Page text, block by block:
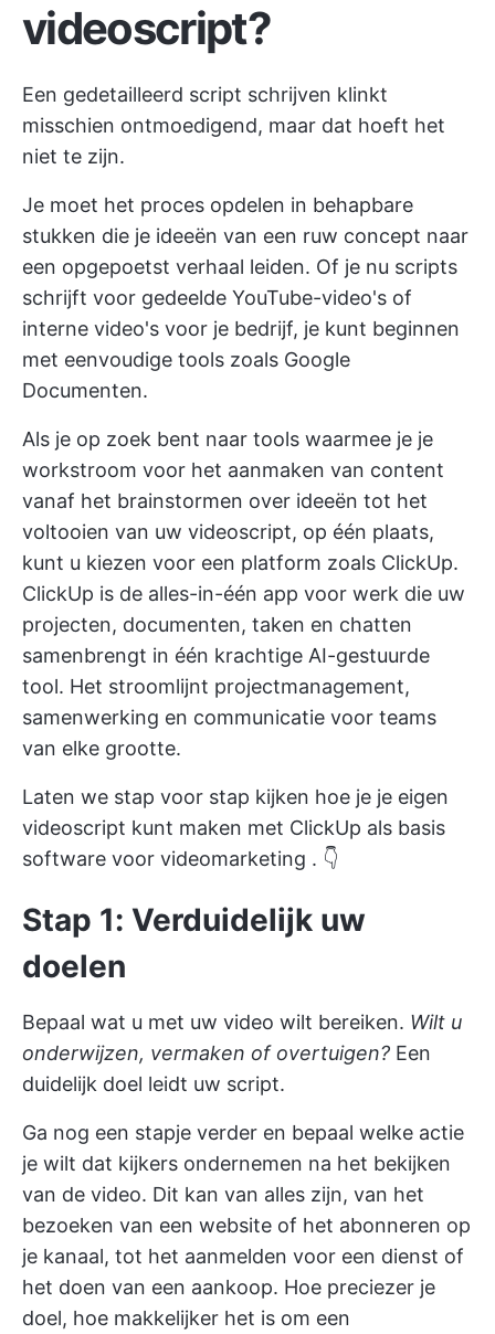
videoscript?
Een gedetailleerd script schrijven klinkt
misschien ontmoedigend, maar dat hoeft het
niet te zijn.
Je moet het proces opdelen in behapbare
stukken die je ideeën van een ruw concept naar
een opgepoetst verhaal leiden. Of je nu scripts
schrijft voor gedeelde YouTube-video's of
interne video's voor je bedrijf, je kunt beginnen
met eenvoudige tools zoals Google
Documenten.
Als je op zoek bent naar tools waarmee je je
workstroom voor het aanmaken van content
vanaf het brainstormen over ideeën tot het
voltooien van uw videoscript, op één plaats,
kunt u kiezen voor een platform zoals ClickUp.
ClickUp is de alles-in-één app voor werk die uw
projecten, documenten, taken en chatten
samenbrengt in één krachtige AI-gestuurde
tool. Het stroomlijnt projectmanagement,
samenwerking en communicatie voor teams
van elke grootte.
Laten we stap voor stap kijken hoe je je eigen
videoscript kunt maken met ClickUp als basis
software voor videomarketing . 👇
Stap 1: Verduidelijk uw
doelen
Bepaal wat u met uw video wilt bereiken. Wilt u
onderwijzen, vermaken of overtuigen? Een
duidelijk doel leidt uw script.
Ga nog een stapje verder en bepaal welke actie
je wilt dat kijkers ondernemen na het bekijken
van de video. Dit kan van alles zijn, van het
bezoeken van een website of het abonneren op
je kanaal, tot het aanmelden voor een dienst of
het doen van een aankoop. Hoe preciezer je
doel, hoe makkelijker het is om een